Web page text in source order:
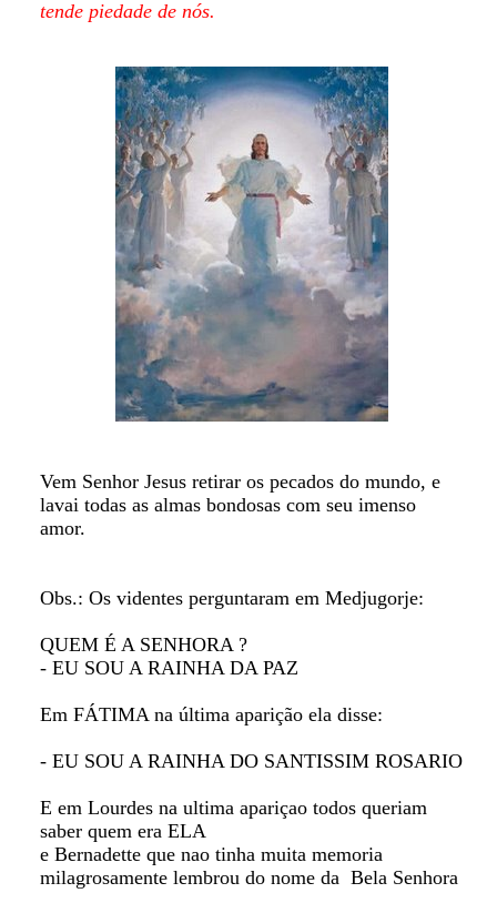
tende piedade de nós.
Vem Senhor Jesus retirar os pecados do mundo, e
lavai todas as almas bondosas com seu imenso
amor.
Obs.: Os videntes perguntaram em Medjugorje:
QUEM É A SENHORA ?
- EU SOU A RAINHA DA PAZ
Em FÁTIMA na última aparição ela disse:
- EU SOU A RAINHA DO SANTISSIM ROSARIO
E em Lourdes na ultima apariçao todos queriam
saber quem era ELA
e Bernadette que nao tinha muita memoria
milagrosamente lembrou do nome da Bela Senhora